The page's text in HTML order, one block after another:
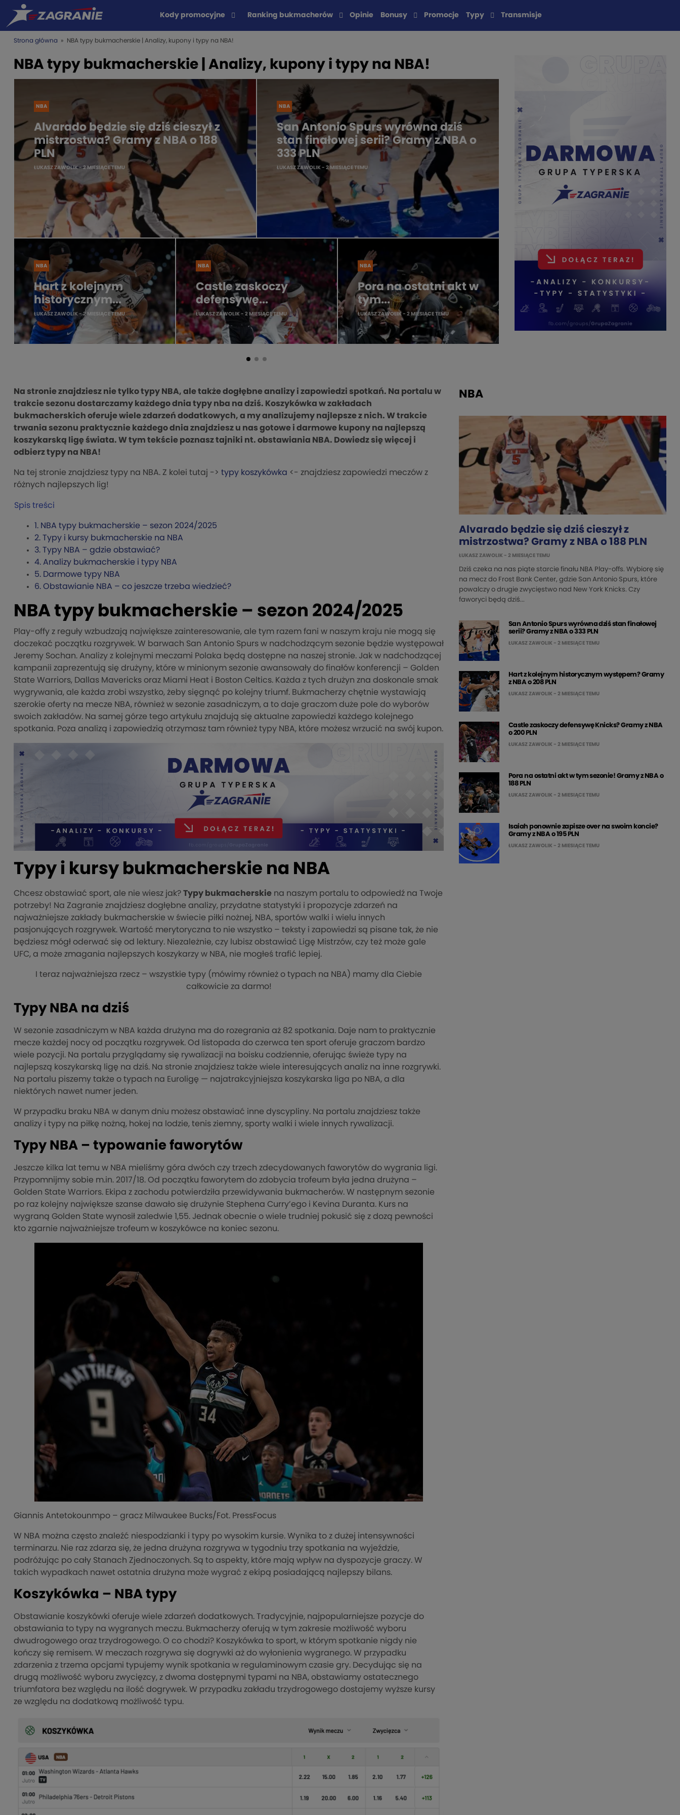
Kody promocyjne Ranking bukmacherów Opinie Bonusy Promocje Typy Transmisje
Strona główna » NBA typy bukmacherskie | Analizy, kupony i typy na NBA!
NBA typy bukmacherskie | Analizy, kupony i typy na NBA!
NBA
Alvarado będzie się dziś cieszył z
mistrzostwa? Gramy z NBA o 188
PLN
ŁUKASZ ZAWOLIK- 2 MIESIĄCE TEMU
NBA
San Antonio Spurs wyrówna dziś
stan finałowej serii? Gramy z NBA o
333 PLN
ŁUKASZ ZAWOLIK - 2 MIESIĄCE TEMU
NBA
Hart z kolejnym
historycznym...
ŁUKASZ ZAWOLIK - 2 MIESIĄCE TEMU
NBA
Castle zaskoczy
defensywę...
ŁUKASZ ZAWOLIK - 2 MIESIĄCE TEMU
NBA
Pora na ostatni akt w
tym...
ŁUKASZ ZAWOLIK - 2 MIESIĄCE TEMU
PLN
ŁUKASZ ZAWOLIK
Cason będzie miał
ŁUKASZ ZAWOLIK
Na stronie znajdziesz nie tylko typy NBA, ale także dogłębne analizy i zapowiedzi spotkań. Na portalu w
trakcie sezonu dostarczamy każdego dnia typy nba na dziś. Koszykówka w zakładach
bukmacherskich oferuje wiele zdarzeń dodatkowych, a my analizujemy najlepsze z nich. W trakcie
trwania sezonu praktycznie każdego dnia znajdziesz u nas gotowe i darmowe kupony na najlepszą
koszykarską ligę świata. W tym tekście poznasz tajniki nt. obstawiania NBA. Dowiedz się więcej i
odbierz typy na NBA!
Na tej stronie znajdziesz typy na NBA. Z kolei tutaj -> typy koszykówka <- znajdziesz zapowiedzi meczów z
różnych najlepszych lig!
Spis treści
1. NBA typy bukmacherskie – sezon 2024/2025
2. Typy i kursy bukmacherskie na NBA
3. Typy NBA – gdzie obstawiać?
4. Analizy bukmacherskie i typy NBA
5. Darmowe typy NBA
6. Obstawianie NBA – co jeszcze trzeba wiedzieć?
NBA typy bukmacherskie – sezon 2024/2025
Play-offy z reguły wzbudzają największe zainteresowanie, ale tym razem fani w naszym kraju nie mogą się
doczekać początku rozgrywek. W barwach San Antonio Spurs w nadchodzącym sezonie będzie występował
Jeremy Sochan. Analizy z kolejnymi meczami Polaka będą dostępne na naszej stronie. Jak w nadchodzącej
kampanii zaprezentują się drużyny, które w minionym sezonie awansowały do finałów konferencji – Golden
State Warriors, Dallas Mavericks oraz Miami Heat i Boston Celtics. Każda z tych drużyn zna doskonale smak
wygrywania, ale każda zrobi wszystko, żeby sięgnąć po kolejny triumf. Bukmacherzy chętnie wystawiają
szerokie oferty na mecze NBA, również w sezonie zasadniczym, a to daje graczom duże pole do wyborów
swoich zakładów. Na samej górze tego artykułu znajdują się aktualne zapowiedzi każdego kolejnego
spotkania. Poza analizą i zapowiedzią otrzymasz tam również typy NBA, które możesz wrzucić na swój kupon.
Typy i kursy bukmacherskie na NBA
Chcesz obstawiać sport, ale nie wiesz jak? Typy bukmacherskie na naszym portalu to odpowiedź na Twoje
potrzeby! Na Zagranie znajdziesz dogłębne analizy, przydatne statystyki i propozycje zdarzeń na
najważniejsze zakłady bukmacherskie w świecie piłki nożnej, NBA, sportów walki i wielu innych
pasjonujących rozgrywek. Wartość merytoryczna to nie wszystko – teksty i zapowiedzi są pisane tak, że nie
będziesz mógł oderwać się od lektury. Niezależnie, czy lubisz obstawiać Ligę Mistrzów, czy też może gale
UFC, a może zmagania najlepszych koszykarzy w NBA, nie mogłeś trafić lepiej.
I teraz najważniejsza rzecz – wszystkie typy (mówimy również o typach na NBA) mamy dla Ciebie
całkowicie za darmo!
Typy NBA na dziś
W sezonie zasadniczym w NBA każda drużyna ma do rozegrania aż 82 spotkania. Daje nam to praktycznie
mecze każdej nocy od początku rozgrywek. Od listopada do czerwca ten sport oferuje graczom bardzo
wiele pozycji. Na portalu przyglądamy się rywalizacji na boisku codziennie, oferując świeże typy na
najlepszą koszykarską ligę na dziś. Na stronie znajdziesz także wiele interesujących analiz na inne rozgrywki.
Na portalu piszemy także o typach na Euroligę — najatrakcyjniejsza koszykarska liga po NBA, a dla
niektórych nawet numer jeden.
W przypadku braku NBA w danym dniu możesz obstawiać inne dyscypliny. Na portalu znajdziesz także
analizy i typy na piłkę nożną, hokej na lodzie, tenis ziemny, sporty walki i wiele innych rywalizacji.
Typy NBA – typowanie faworytów
Jeszcze kilka lat temu w NBA mieliśmy góra dwóch czy trzech zdecydowanych faworytów do wygrania ligi.
Przypomnijmy sobie m.in. 2017/18. Od początku faworytem do zdobycia trofeum była jedna drużyna –
Golden State Warriors. Ekipa z zachodu potwierdziła przewidywania bukmacherów. W następnym sezonie
po raz kolejny największe szanse dawało się drużynie Stephena Curry’ego i Kevina Duranta. Kurs na
wygraną Golden State wynosił zaledwie 1,55. Jednak obecnie o wiele trudniej pokusić się z dozą pewności
kto zgarnie najważniejsze trofeum w koszykówce na koniec sezonu.
Giannis Antetokounmpo – gracz Milwaukee Bucks/Fot. PressFocus
W NBA można często znaleźć niespodzianki i typy po wysokim kursie. Wynika to z dużej intensywności
terminarzu. Nie raz zdarza się, że jedna drużyna rozgrywa w tygodniu trzy spotkania na wyjeździe,
podróżując po cały Stanach Zjednoczonych. Są to aspekty, które mają wpływ na dyspozycje graczy. W
takich wypadkach nawet ostatnia drużyna może wygrać z ekipą posiadającą najlepszy bilans.
Koszykówka – NBA typy
Obstawianie koszykówki oferuje wiele zdarzeń dodatkowych. Tradycyjnie, najpopularniejsze pozycje do
obstawiania to typy na wygranych meczu. Bukmacherzy oferują w tym zakresie możliwość wyboru
dwudrogowego oraz trzydrogowego. O co chodzi? Koszykówka to sport, w którym spotkanie nigdy nie
kończy się remisem. W meczach rozgrywa się dogrywki aż do wyłonienia wygranego. W przypadku
zdarzenia z trzema opcjami typujemy wynik spotkania w regulaminowym czasie gry. Decydując się na
drugą możliwość wyboru zwycięzcy, z dwoma dostępnymi typami na NBA, obstawiamy ostatecznego
triumfatora bez względu na ilość dogrywek. W przypadku zakładu trzydrogowego dostajemy wyższe kursy
ze względu na dodatkową możliwość typu.
NBA
Alvarado będzie się dziś cieszył z
mistrzostwa? Gramy z NBA o 188 PLN
ŁUKASZ ZAWOLIK - 2 MIESIĄCE TEMU
Dziś czeka na nas piąte starcie finału NBA Play-offs. Wybiorę się
na mecz do Frost Bank Center, gdzie San Antonio Spurs, które
powalczy o drugie zwycięstwo nad New York Knicks. Czy
faworyci będą dziś...
San Antonio Spurs wyrówna dziś stan finałowej
serii? Gramy z NBA o 333 PLN
ŁUKASZ ZAWOLIK - 2 MIESIĄCE TEMU
Hart z kolejnym historycznym występem? Gramy
z NBA o 208 PLN
ŁUKASZ ZAWOLIK - 2 MIESIĄCE TEMU
Castle zaskoczy defensywę Knicks? Gramy z NBA
o 200 PLN
ŁUKASZ ZAWOLIK - 2 MIESIĄCE TEMU
Pora na ostatni akt w tym sezonie! Gramy z NBA o
188 PLN
ŁUKASZ ZAWOLIK - 2 MIESIĄCE TEMU
Isaiah ponownie zapisze over na swoim koncie?
Gramy z NBA o 195 PLN
ŁUKASZ ZAWOLIK - 2 MIESIĄCE TEMU